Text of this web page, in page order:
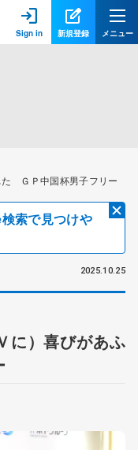
Sign in 新規登録 メニュー
た ＧＰ中国杯男子フリー
索で見つけや
2025.10.25
に）喜びがあふ